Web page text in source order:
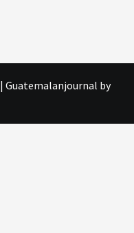
| Guatemalanjournal by